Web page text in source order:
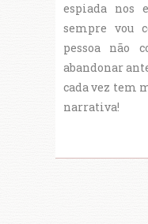
espiada nos
sempre vou
pessoa não
abandonar
cada vez tem
narrativa!